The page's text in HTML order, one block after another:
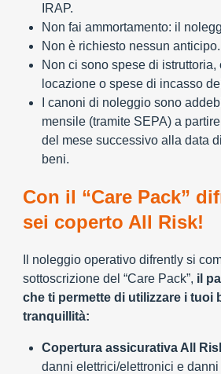
IRAP.
Non fai ammortamento: il
Non è richiesto nessun anticipo.
Non ci sono spese di istruttoria,
locazione o spese di incasso
I canoni di noleggio sono
mensile (tramite SEPA) a
del mese successivo alla data
beni.
Con il “Care Pack”
sei coperto All Risk!
Il noleggio operativo difrently si
sottoscrizione del “Care Pack”, il
che ti permette di utilizzare i tuoi
tranquillità:
Copertura assicurativa All
danni elettrici/elettronici e